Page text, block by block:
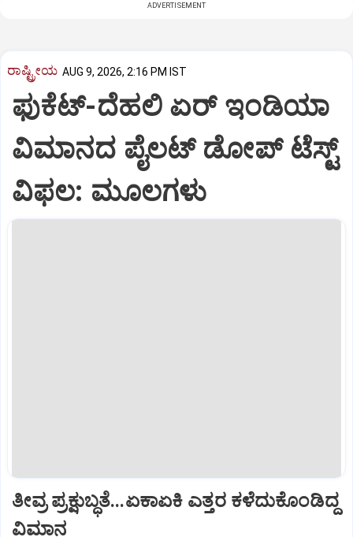
ADVERTISEMENT
ರಾಷ್ಟ್ರೀಯ AUG 9, 2026, 2:16 PM IST
ಫುಕೆಟ್‌-ದೆಹಲಿ ಏರ್‌ ಇಂಡಿಯಾ
ವಿಮಾನದ ಪೈಲಟ್‌ ಡೋಪ್‌ ಟೆಸ್ಟ್‌
ವಿಫಲ: ಮೂಲಗಳು
ತೀವ್ರ ಪ್ರಕ್ಷುಬ್ಧತೆ...ಏಕಾಏಕಿ ಎತ್ತರ ಕಳೆದುಕೊಂಡಿದ್ದ
ವಿಮಾನ